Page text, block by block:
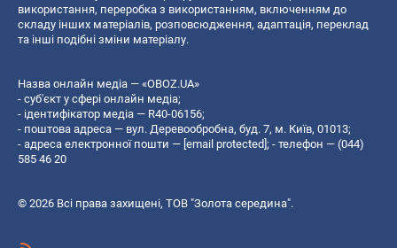
використання, переробка з використанням, включенням до
складу інших матеріалів, розповсюдження, адаптація, переклад
та інші подібні зміни матеріалу.
Назва онлайн медіа — «OBOZ.UA»
- суб'єкт у сфері онлайн медіа;
- ідентифікатор медіа — R40-06156;
- поштова адреса — вул. Деревообробна, буд. 7, м. Київ, 01013;
- адреса електронної пошти — [email protected]; - телефон — (044)
585 46 20
© 2026 Всі права захищені, ТОВ "Золота середина".